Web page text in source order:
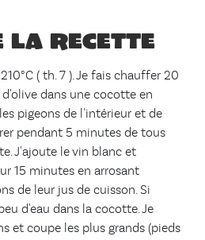
la recette
( th. 7 ). Je fais chauffer 20
dans une cocotte en
pigeons de l'intérieur et de
pendant 5 minutes de tous
J'ajoute le vin blanc et
15 minutes en arrosant
de leur jus de cuisson. Si
d'eau dans la cocotte. Je
et coupe les plus grands (pieds